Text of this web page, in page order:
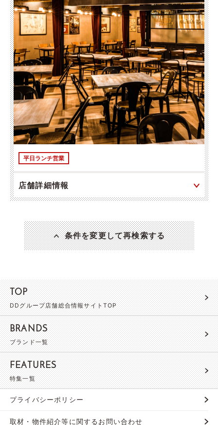
平日ランチ営業
店舗詳細情報
条件を変更して再検索する
TOP
DDグループ店舗総合情報サイトTOP
BRANDS
ブランド一覧
FEATURES
特集一覧
プライバシーポリシー
取材・物件紹介等に関するお問い合わせ